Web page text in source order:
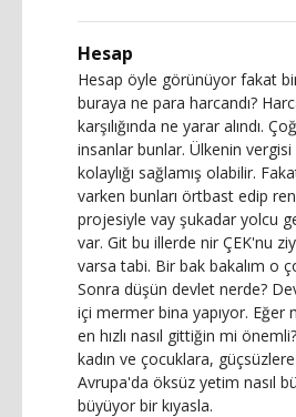
Hesap
Hesap öyle görünüyor fakat
buraya ne para harcandı?
karşılığında ne yarar alındı.
insanlar bunlar. Ülkenin vergisi
kolaylığı sağlamış olabilir.
varken bunları örtbast edip
projesiyle vay şukadar yolcu
var. Git bu illerde nir ÇEK'nu
varsa tabi. Bir bak bakalım o
Sonra düşün devlet nerde?
içi mermer bina yapıyor. Eğer
en hızlı nasıl gittiğin mi
kadın ve çocuklara,
Avrupa'da öksüz yetim nasıl
büyüyor bir kıyasla.